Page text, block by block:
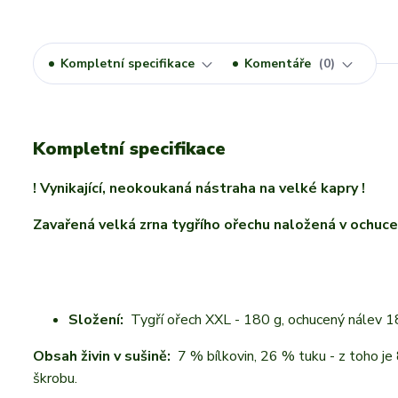
Kompletní specifikace Komentáře 0
Kompletní specifikace
! Vynikající, neokoukaná nástraha na velké kapry !
Zavařená velká zrna tygřího ořechu naložená v
Složení: Tygří ořech XXL - 180 g, ochucený nálev
Obsah živin v sušině: 7 % bílkovin, 26 % tuku - z toho je
škrobu.